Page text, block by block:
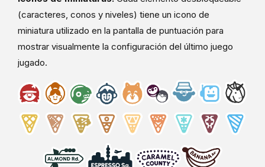
(caracteres, conos y niveles) tiene un icono de
miniatura utilizado en la pantalla de puntuación para
mostrar visualmente la configuración del último juego
jugado.